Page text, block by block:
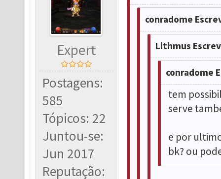
Expert
Postagens:
585
Tópicos: 22
Juntou-se:
Jun 2017
Reputação:
conradome
Lithmus
conradome
tem
serve
e por
bk? ou